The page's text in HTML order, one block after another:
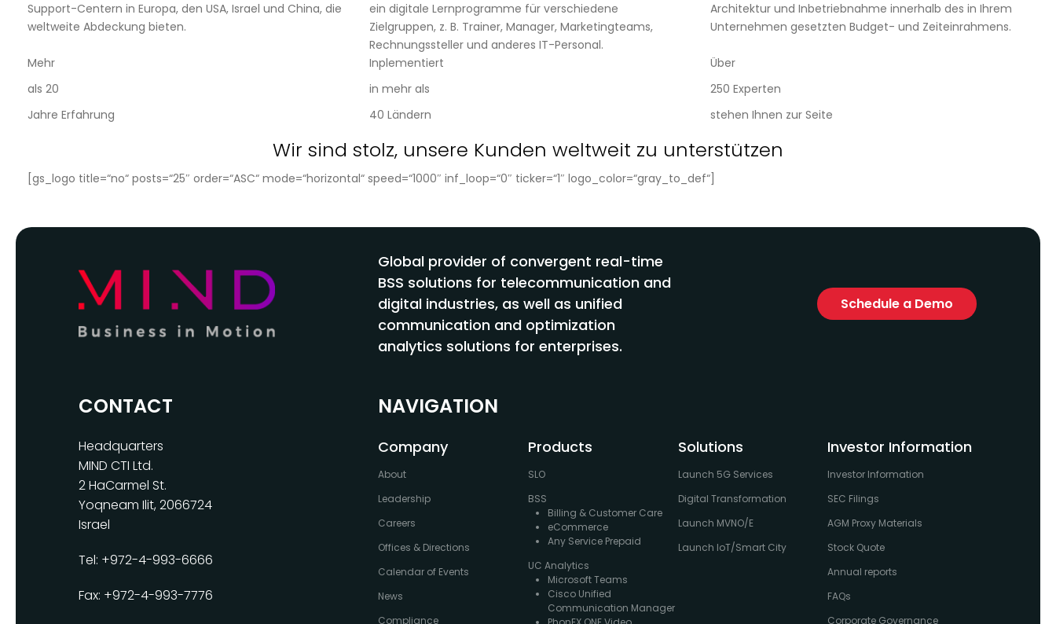
Support-Centern in Europa, den USA, Israel und China, die
weltweite Abdeckung bieten.
ein digitale Lernprogramme für verschiedene
Zielgruppen, z. B. Trainer, Manager, Marketingteams,
Rechnungssteller und anderes IT-Personal.
Architektur und Inbetriebnahme innerhalb des in Ihrem
Unternehmen gesetzten Budget- und Zeiteinrahmens.
Mehr
als 20
Jahre Erfahrung
Inplementiert
in mehr als
40 Ländern
Über
250 Experten
stehen Ihnen zur Seite
Wir sind stolz, unsere Kunden weltweit zu unterstützen
[gs_logo title=“no“ posts=“25″ order=“ASC“ mode=“horizontal“ speed=“1000″ inf_loop=“0″ ticker=“1″ logo_color=“gray_to_def“]
Global provider of convergent real-time
BSS solutions for telecommunication and
digital industries, as well as unified
communication and optimization
analytics solutions for enterprises.
Schedule a Demo
CONTACT
Headquarters
MIND CTI Ltd.
2 HaCarmel St.
Yoqneam Ilit, 2066724
Israel
Tel: +972-4-993-6666
Fax: +972-4-993-7776
NAVIGATION
Company
About
Leadership
Careers
Offices & Directions
Calendar of Events
News
Compliance
Products
SLO
BSS
Billing & Customer Care
eCommerce
Any Service Prepaid
UC Analytics
Microsoft Teams
Cisco Unified
Communication Manager
Solutions
Launch 5G Services
Digital Transformation
Launch MVNO/E
Launch IoT/Smart City
Investor Information
Investor Information
SEC Filings
AGM Proxy Materials
Stock Quote
Annual reports
FAQs
Corporate Governance